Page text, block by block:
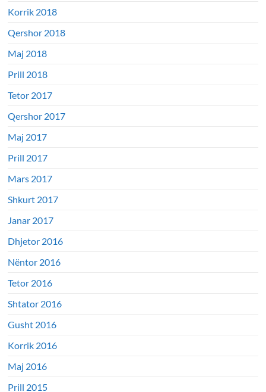
Korrik 2018
Qershor 2018
Maj 2018
Prill 2018
Tetor 2017
Qershor 2017
Maj 2017
Prill 2017
Mars 2017
Shkurt 2017
Janar 2017
Dhjetor 2016
Nëntor 2016
Tetor 2016
Shtator 2016
Gusht 2016
Korrik 2016
Maj 2016
Prill 2015